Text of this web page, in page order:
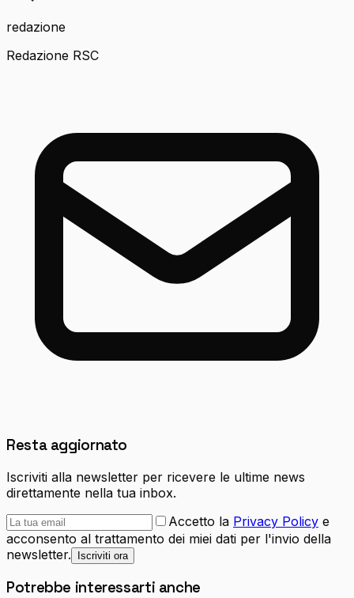
redazione
Redazione RSC
Resta aggiornato
Iscriviti alla newsletter per ricevere le ultime news
direttamente nella tua inbox.
Accetto la Privacy Policy e
acconsento al trattamento dei miei dati per l'invio della
newsletter.
Iscriviti ora
Potrebbe interessarti anche